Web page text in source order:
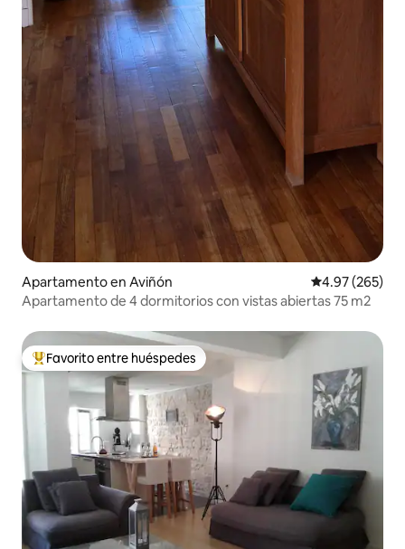
Apartamento en Aviñón Calificación
4.97 (265)
Apartamento de 4 dormitorios con vistas abiertas 75 m2
Favorito entre huéspedes preferido
Favorito entre huéspedes